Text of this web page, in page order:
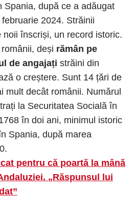
Spania, după ce a adăugat
2024. Străinii
noii înscriși, un record istoric.
deși rămân pe
de angajați străini din
o creștere. Sunt 14 țări de
mult decât românii. Numărul
la Securitatea Socială în
în doi ani, minimul istoric
Spania, după marea
pentru că poartă la mână
„Răspunsul lui